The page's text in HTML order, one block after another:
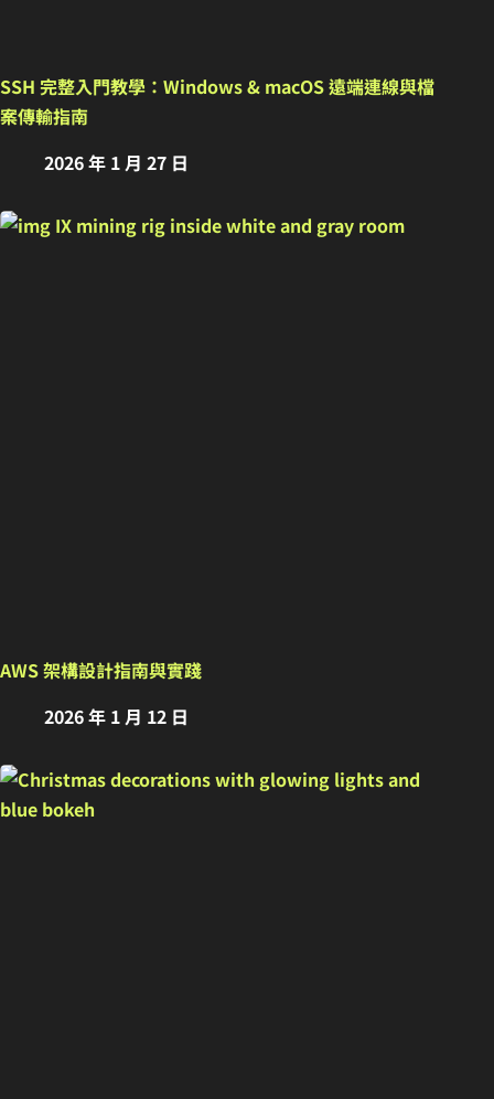
SSH 完整入門教學：Windows & macOS 遠端連線與檔
案傳輸指南
2026 年 1 月 27 日
AWS 架構設計指南與實踐
2026 年 1 月 12 日